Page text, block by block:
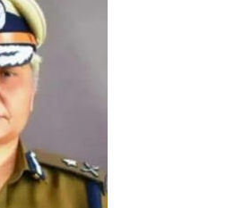
Of The Day 16 May
2022
Of The Day 14 May
2022
Of The Day 13 May